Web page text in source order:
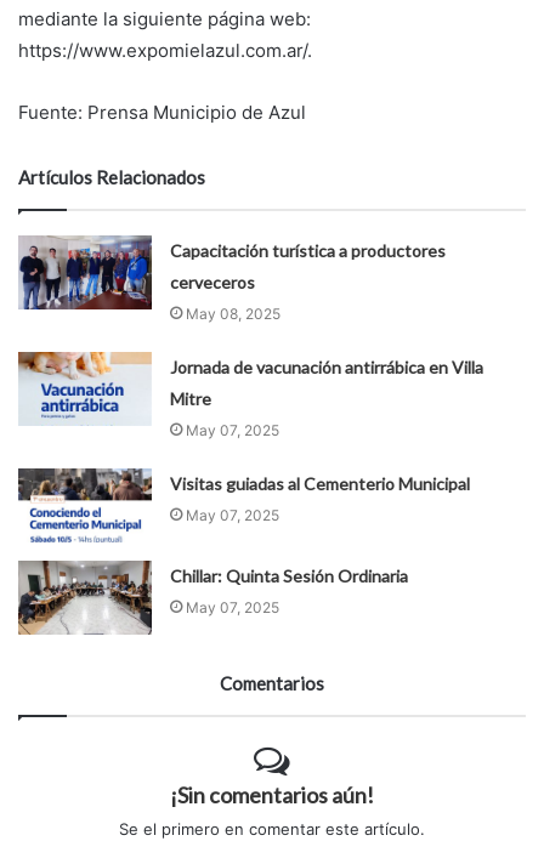
mediante la siguiente página web:
https://www.expomielazul.com.ar/.
Fuente: Prensa Municipio de Azul
Artículos Relacionados
Capacitación turística a productores
cerveceros
May 08, 2025
Jornada de vacunación antirrábica en Villa
Mitre
May 07, 2025
Visitas guiadas al Cementerio Municipal
May 07, 2025
Chillar: Quinta Sesión Ordinaria
May 07, 2025
Comentarios
¡Sin comentarios aún!
Se el primero en comentar este artículo.